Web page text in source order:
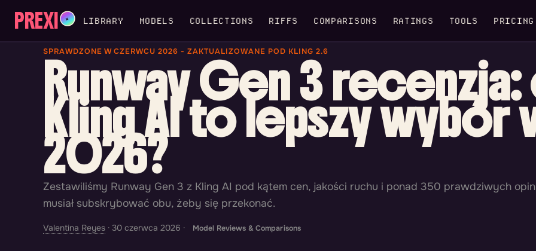
SPRAWDZONE W CZERWCU 2026 - ZAKTUALIZOWANE POD KLING 2.6
Runway Gen 3
Kling AI to lepszy wybór
2026?
Zestawiliśmy Runway Gen 3 z Kling AI pod kątem cen, jakości ruchu i ponad 350 prawdziwych
musiał subskrybować obu, żeby się przekonać.
Valentina Reyes · 30 czerwca 2026 · Model Reviews & Comparisons
PREXI ✦ LIBRARY MODELS COLLECTIONS RIFFS COMPARISONS RATINGS TOOLS PRICING